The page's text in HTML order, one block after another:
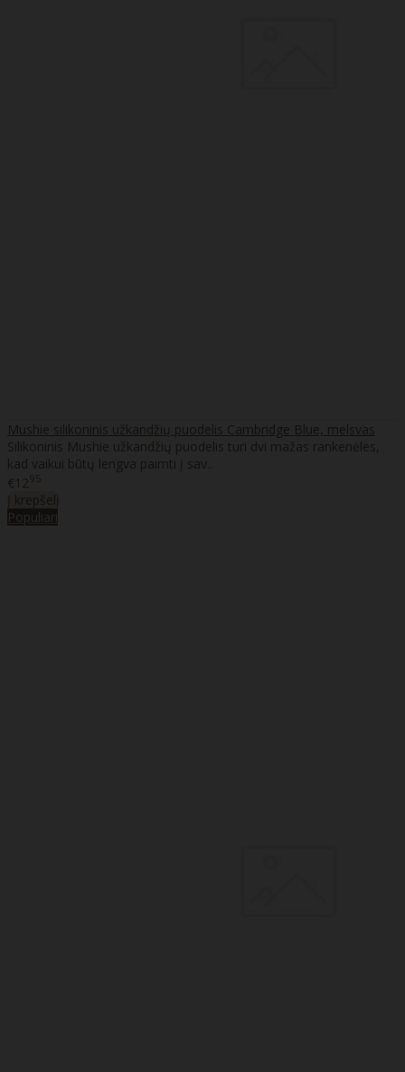
Mushie silikoninis užkandžių puodelis Cambridge Blue, melsvas
Silikoninis Mushie užkandžių puodelis turi dvi mažas rankenėles,
kad vaikui būtų lengva paimti į sav..
€1295
Populiari